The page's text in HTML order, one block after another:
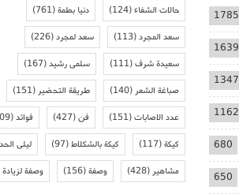
1785
1639
1347
1162
680
650
حالات الشفاء(124) دنيا بطمة(761)
سعد المجرد(113) سعد لمجرد(226)
سعيدة شرف(111) سلمى رشيد(167)
صباغة الشعر(140) طريقة التحضير(151)
عدد الاصابات(151) فن(427) فوائد(109)
كيكة(117) كيكة بالشكلاط(97) ليلى
مشاهير(428) وصفة(156) وصفة لزيادة